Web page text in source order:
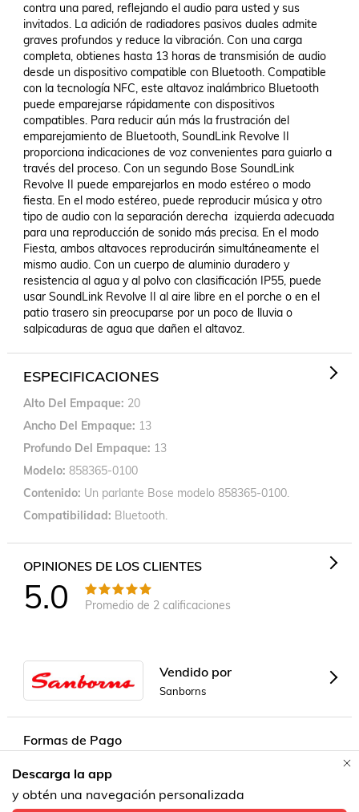
contra una pared, reflejando el audio para usted y sus
invitados. La adición de radiadores pasivos duales admite
graves profundos y reduce la vibración. Con una carga
completa, obtienes hasta 13 horas de transmisión de audio
desde un dispositivo compatible con Bluetooth. Compatible
con la tecnología NFC, este altavoz inalámbrico Bluetooth
puede emparejarse rápidamente con dispositivos
compatibles. Para reducir aún más la frustración del
emparejamiento de Bluetooth, SoundLink Revolve II
proporciona indicaciones de voz convenientes para guiarlo a
través del proceso. Con un segundo Bose SoundLink
Revolve II puede emparejarlos en modo estéreo o modo
fiesta. En el modo estéreo, puede reproducir música y otro
tipo de audio con la separación derecha  izquierda adecuada
para una reproducción de sonido más precisa. En el modo
Fiesta, ambos altavoces reproducirán simultáneamente el
mismo audio. Con un cuerpo de aluminio duradero y
resistencia al agua y al polvo con clasificación IP55, puede
usar SoundLink Revolve II al aire libre en el porche o en el
patio trasero sin preocuparse por un poco de lluvia o
salpicaduras de agua que dañen el altavoz.
ESPECIFICACIONES
Alto Del Empaque 20
Ancho Del Empaque
13
Profundo Del Empaque
13
Modelo 858365-0100
Contenido Un parlante Bose modelo 858365-0100.
Compatibilidad Bluetooth.
OPINIONES DE LOS CLIENTES
5.0 Promedio de 2 calificaciones
Vendido por
Sanborns
Formas de Pago
Descarga la app
y obtén una navegación personalizada